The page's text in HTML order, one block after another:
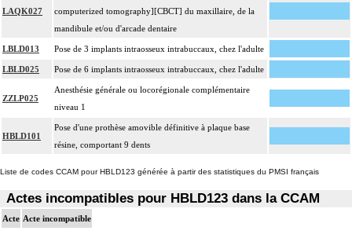
LAQK027
computerized tomography][CBCT] du maxillaire, de la
mandibule et/ou d'arcade dentaire
LBLD013 Pose de 3 implants intraosseux intrabuccaux, chez l'adulte
LBLD025 Pose de 6 implants intraosseux intrabuccaux, chez l'adulte
ZZLP025
Anesthésie générale ou locorégionale complémentaire
niveau 1
HBLD101
Pose d'une prothèse amovible définitive à plaque base
résine, comportant 9 dents
Liste de codes CCAM pour HBLD123 générée à partir des statistiques du PMSI français
Actes incompatibles pour HBLD123 dans la CCAM
Acte Acte incompatible